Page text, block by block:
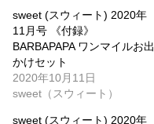
sweet (スウィート) 2020年
11月号 《付録》
BARBAPAPA ワンマイルお出
かけセット
2020年10月11日
sweet（スウィート）
sweet (スウィート) 2020年